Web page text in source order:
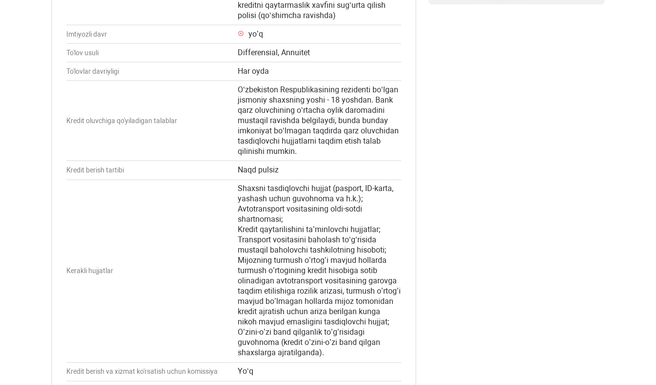
kreditni qaytarmaslik xavfini sug‘urta qilish
polisi (qo‘shimcha ravishda)
Imtiyozli davr yo’q
To'lov usuli Differensial, Annuitet
To'lovlar davriyligi Har oyda
Kredit oluvchiga qo'yiladigan talablar
O‘zbekiston Respublikasining rezidenti bo‘lgan
jismoniy shaxsning yoshi - 18 yoshdan. Bank
qarz oluvchining o‘rtacha oylik daromadini
mustaqil ravishda belgilaydi, bunda bunday
imkoniyat bo‘lmagan taqdirda qarz oluvchidan
tasdiqlovchi hujjatlarni taqdim etish talab
qilinishi mumkin.
Kredit berish tartibi Naqd pulsiz
Kerakli hujjatlar
Shaxsni tasdiqlovchi hujjat (pasport, ID-karta,
yashash uchun guvohnoma va h.k.);
Avtotransport vositasining oldi-sotdi
shartnomasi;
Kredit qaytarilishini ta’minlovchi hujjatlar;
Transport vositasini baholash to‘g‘risida
mustaqil baholovchi tashkilotning hisoboti;
Mijozning turmush o’rtog’i mavjud hollarda
turmush o’rtogining kredit hisobiga sotib
olinadigan avtotransport vositasining garovga
taqdim etilishiga rozilik arizasi, turmush o’rtog’i
mavjud bo’lmagan hollarda mijoz tomonidan
kredit ajratish uchun ariza berilgan kunga
nikoh mavjud emasligini tasdiqlovchi hujjat;
O’zini-o’zi band qilganlik to’g’risidagi
guvohnoma (kredit o’zini-o’zi band qilgan
shaxslarga ajratilganda).
Kredit berish va xizmat ko'rsatish uchun komissiya Yo‘q